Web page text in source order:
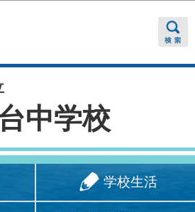
中学校
学校生活